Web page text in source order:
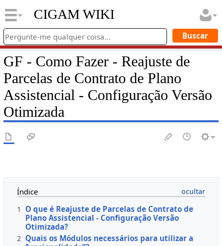
CIGAM WIKI
GF - Como Fazer - Reajuste de
Parcelas de Contrato de Plano
Assistencial - Configuração Versão
Otimizada
Índice
1 O que é Reajuste de Parcelas de Contrato de
Plano Assistencial - Configuração Versão
Otimizada?
2 Quais os Módulos necessários para utilizar a